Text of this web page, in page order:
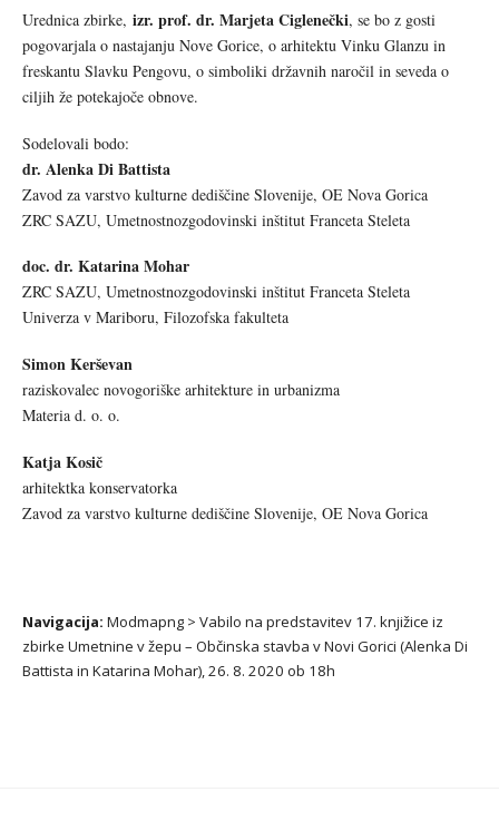
Urednica zbirke, izr. prof. dr. Marjeta Ciglenečki, se bo z gosti
pogovarjala o nastajanju Nove Gorice, o arhitektu Vinku Glanzu in
freskantu Slavku Pengovu, o simboliki državnih naročil in seveda o
ciljih že potekajoče obnove.
Sodelovali bodo:
dr. Alenka Di Battista
Zavod za varstvo kulturne dediščine Slovenije, OE Nova Gorica
ZRC SAZU, Umetnostnozgodovinski inštitut Franceta Steleta
doc. dr. Katarina Mohar
ZRC SAZU, Umetnostnozgodovinski inštitut Franceta Steleta
Univerza v Mariboru, Filozofska fakulteta
Simon Kerševan
raziskovalec novogoriške arhitekture in urbanizma
Materia d. o. o.
Katja Kosič
arhitektka konservatorka
Zavod za varstvo kulturne dediščine Slovenije, OE Nova Gorica
Navigacija: Modmapng > Vabilo na predstavitev 17. knjižice iz
zbirke Umetnine v žepu – Občinska stavba v Novi Gorici (Alenka Di
Battista in Katarina Mohar), 26. 8. 2020 ob 18h